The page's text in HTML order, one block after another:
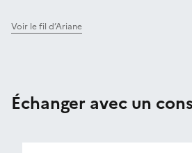
Voir le fil d’Ariane
Échanger avec un